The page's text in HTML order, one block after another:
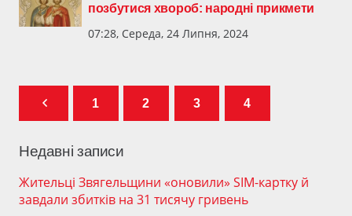
позбутися хвороб: народні прикмети
07:28, Середа, 24 Липня, 2024
1 2 3 4
Недавні записи
Жительці Звягельщини «оновили» SIM-картку й
завдали збитків на 31 тисячу гривень